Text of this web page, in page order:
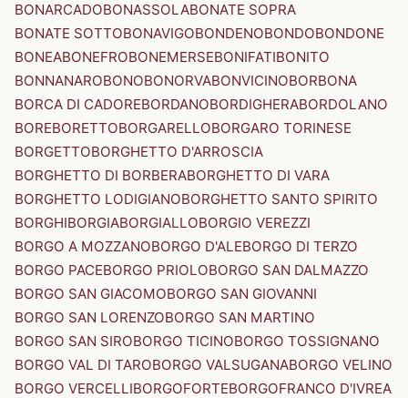
BONARCADOBONASSOLABONATE SOPRA
BONATE SOTTOBONAVIGOBONDENOBONDOBONDONE
BONEABONEFROBONEMERSEBONIFATIBONITO
BONNANAROBONOBONORVABONVICINOBORBONA
BORCA DI CADOREBORDANOBORDIGHERABORDOLANO
BOREBORETTOBORGARELLOBORGARO TORINESE
BORGETTOBORGHETTO D'ARROSCIA
BORGHETTO DI BORBERABORGHETTO DI VARA
BORGHETTO LODIGIANOBORGHETTO SANTO SPIRITO
BORGHIBORGIABORGIALLOBORGIO VEREZZI
BORGO A MOZZANOBORGO D'ALEBORGO DI TERZO
BORGO PACEBORGO PRIOLOBORGO SAN DALMAZZO
BORGO SAN GIACOMOBORGO SAN GIOVANNI
BORGO SAN LORENZOBORGO SAN MARTINO
BORGO SAN SIROBORGO TICINOBORGO TOSSIGNANO
BORGO VAL DI TAROBORGO VALSUGANABORGO VELINO
BORGO VERCELLIBORGOFORTEBORGOFRANCO D'IVREA